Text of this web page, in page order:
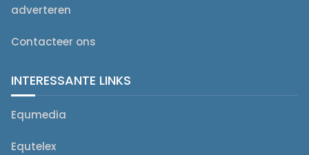
adverteren
Contacteer ons
INTERESSANTE LINKS
Equmedia
Equtelex